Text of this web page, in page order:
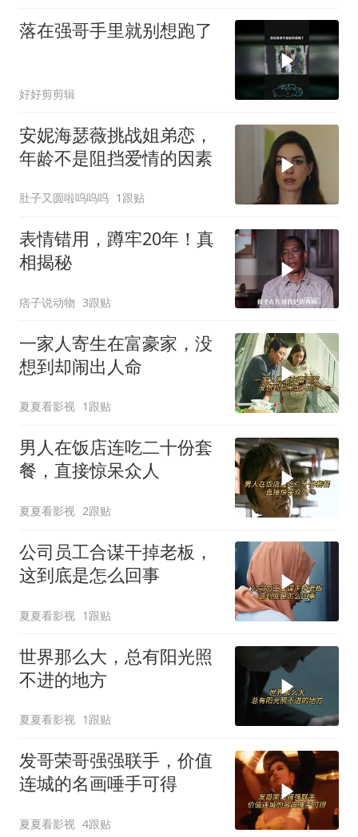
落在强哥手里就别想跑了
好好剪剪辑
安妮海瑟薇挑战姐弟恋，
年龄不是阻挡爱情的因素
肚子又圆啦呜呜呜 1跟贴
表情错用，蹲牢20年！真
相揭秘
痞子说动物 3跟贴
一家人寄生在富豪家，没
想到却闹出人命
夏夏看影视 1跟贴
男人在饭店连吃二十份套
餐，直接惊呆众人
夏夏看影视 2跟贴
公司员工合谋干掉老板，
这到底是怎么回事
夏夏看影视 1跟贴
世界那么大，总有阳光照
不进的地方
夏夏看影视 1跟贴
发哥荣哥强强联手，价值
连城的名画唾手可得
夏夏看影视 4跟贴